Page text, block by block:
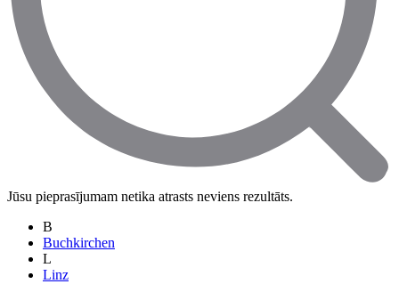
Jūsu pieprasījumam netika atrasts neviens rezultāts.
B
Buchkirchen
L
Linz